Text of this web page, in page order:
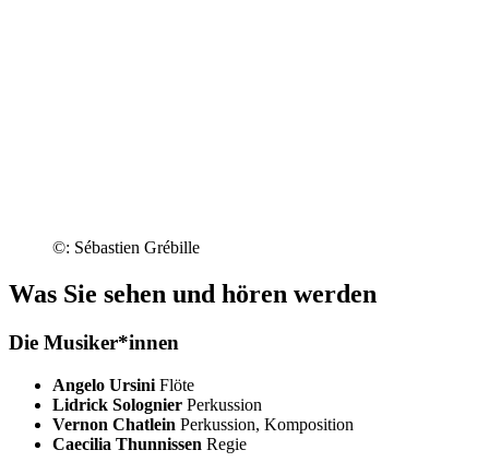
©: Sébastien Grébille
Was Sie sehen und hören werden
Die Musiker*innen
Angelo Ursini Flöte
Lidrick Solognier Perkussion
Vernon Chatlein Perkussion, Komposition
Caecilia Thunnissen Regie